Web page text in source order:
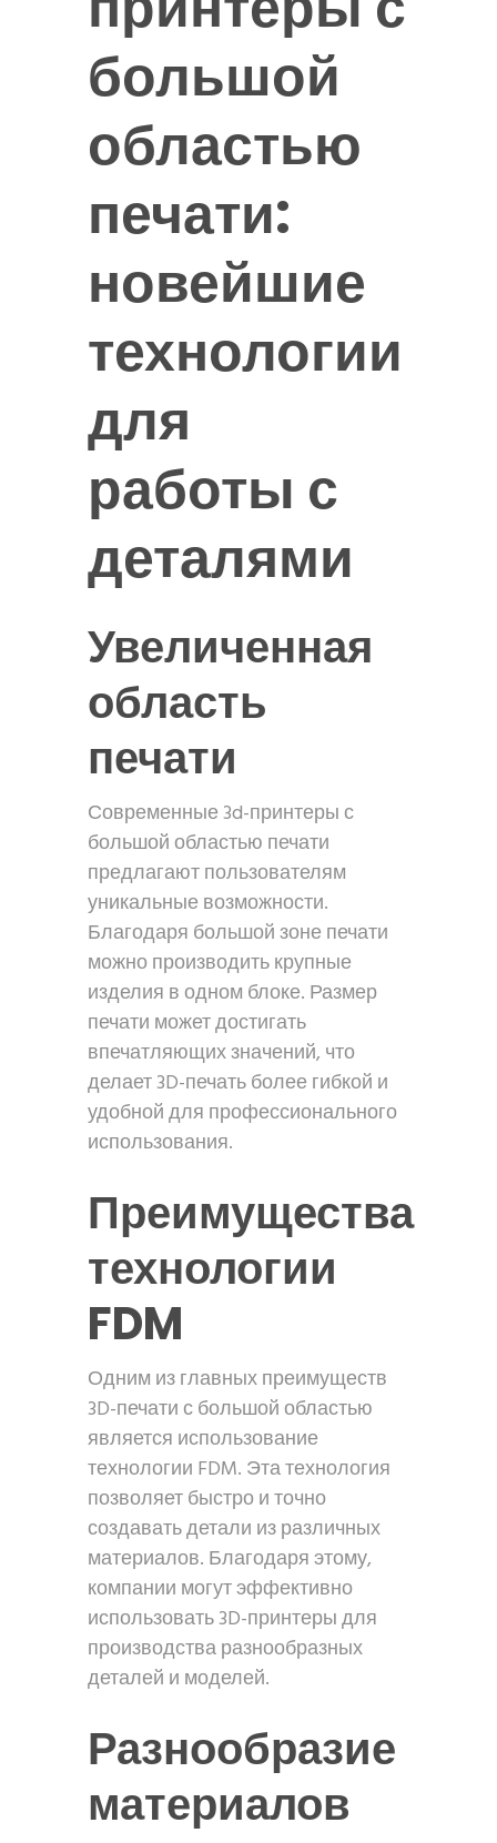
большой
областью
печати:
новейшие
технологии
для
работы с
деталями
Увеличенная
область
печати
Современные 3d-принтеры с
большой областью печати
предлагают пользователям
уникальные возможности.
Благодаря большой зоне печати
можно производить крупные
изделия в одном блоке. Размер
печати может достигать
впечатляющих значений, что
делает 3D-печать более гибкой и
удобной для профессионального
использования.
Преимущества
технологии
FDM
Одним из главных преимуществ
3D-печати с большой областью
является использование
технологии FDM. Эта технология
позволяет быстро и точно
создавать детали из различных
материалов. Благодаря этому,
компании могут эффективно
использовать 3D-принтеры для
производства разнообразных
деталей и моделей.
Разнообразие
материалов